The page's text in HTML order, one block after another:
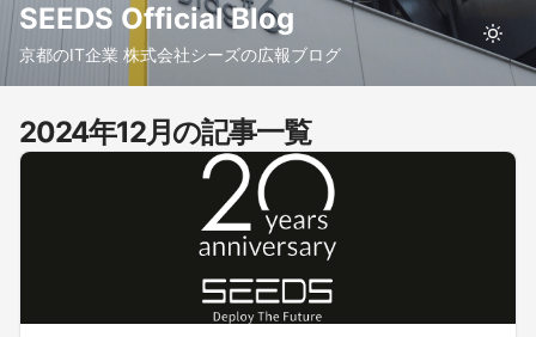
SEEDS Official Blog
京都のIT企業 株式会社シーズの広報ブログ
2024年12月の記事一覧